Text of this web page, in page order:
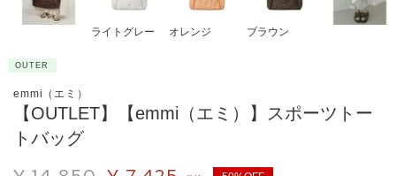
ライトグレー オレンジ ブラウン
OUTER
emmi（エミ）
【OUTLET】【emmi（エミ）】スポーツトー
トバッグ